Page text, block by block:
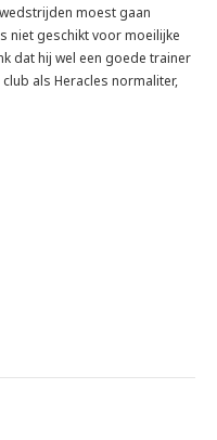
moest gaan
niet geschikt voor moeilijke
dat hij wel een goede trainer
als Heracles normaliter,